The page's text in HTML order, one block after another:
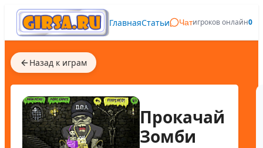
ГлавнаяСтатьи Чатигроков онлайн0
Назад к играм
Прокачай
Зомби